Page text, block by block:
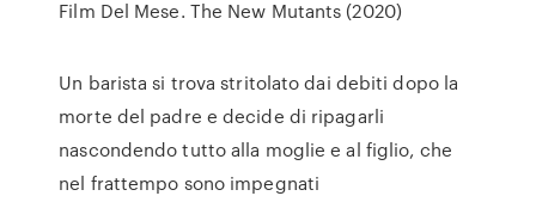
Film Del Mese. The New Mutants (2020)
Un barista si trova stritolato dai debiti dopo la
morte del padre e decide di ripagarli
nascondendo tutto alla moglie e al figlio, che
nel frattempo sono impegnati